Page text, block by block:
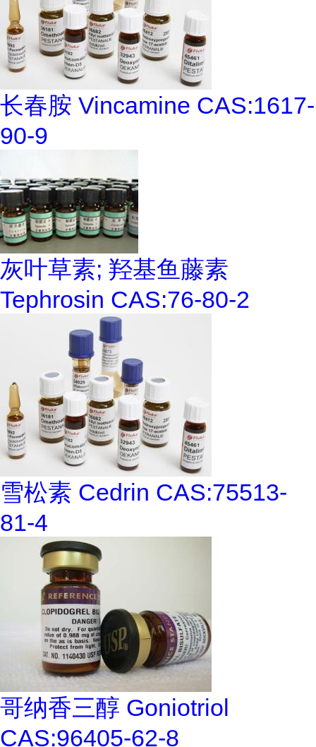
长春胺 Vincamine CAS:1617-
90-9
灰叶草素; 羟基鱼藤素
Tephrosin CAS:76-80-2
雪松素 Cedrin CAS:75513-
81-4
哥纳香三醇 Goniotriol
CAS:96405-62-8